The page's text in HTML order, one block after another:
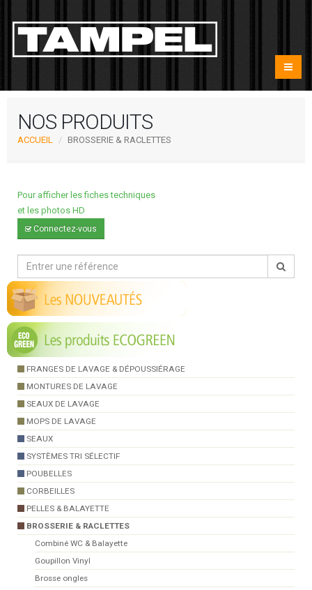
NOS PRODUITS
ACCUEIL BROSSERIE & RACLETTES
Pour afficher les fiches techniques
et les photos HD
Connectez-vous
FRANGES DE LAVAGE & DÉPOUSSIÉRAGE
MONTURES DE LAVAGE
SEAUX DE LAVAGE
MOPS DE LAVAGE
SEAUX
SYSTÈMES TRI SÉLECTIF
POUBELLES
CORBEILLES
PELLES & BALAYETTE
BROSSERIE & RACLETTES
Combiné WC & Balayette
Goupillon Vinyl
Brosse ongles